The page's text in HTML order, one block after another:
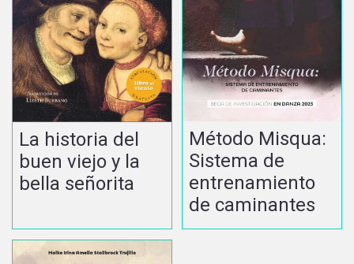
La historia del
buen viejo y la
bella señorita
Método Misqua:
Sistema de
entrenamiento
de caminantes